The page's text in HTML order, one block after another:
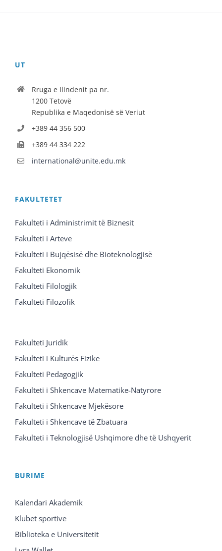
UT
Rruga e Ilindenit pa nr.
1200 Tetovë
Republika e Maqedonisë së Veriut
+389 44 356 500
+389 44 334 222
international@unite.edu.mk
FAKULTETET
Fakulteti i Administrimit të Biznesit
Fakulteti i Arteve
Fakulteti i Bujqësisë dhe Bioteknologjisë
Fakulteti Ekonomik
Fakulteti Filologjik
Fakulteti Filozofik
Fakulteti Juridik
Fakulteti i Kulturës Fizike
Fakulteti Pedagogjik
Fakulteti i Shkencave Matematike-Natyrore
Fakulteti i Shkencave Mjekësore
Fakulteti i Shkencave të Zbatuara
Fakulteti i Teknologjisë Ushqimore dhe të Ushqyerit
BURIME
Kalendari Akademik
Klubet sportive
Biblioteka e Universitetit